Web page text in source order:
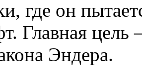
где он
Главная цель
Эндера.